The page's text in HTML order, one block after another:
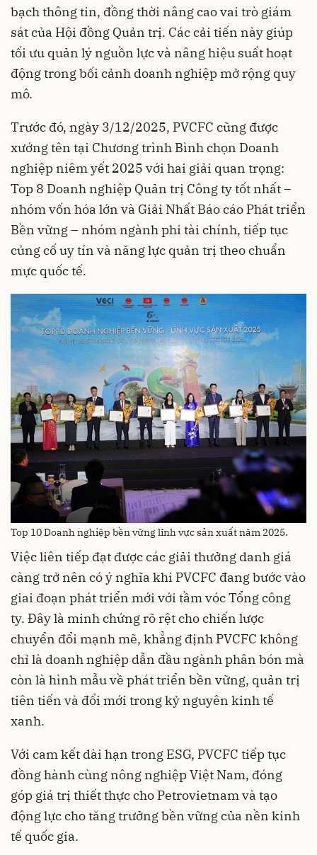
bạch thông tin, đồng thời nâng cao vai trò giám
sát của Hội đồng Quản trị. Các cải tiến này giúp
tối ưu quản lý nguồn lực và nâng hiệu suất hoạt
động trong bối cảnh doanh nghiệp mở rộng quy
mô.
Trước đó, ngày 3/12/2025, PVCFC cũng được
xướng tên tại Chương trình Bình chọn Doanh
nghiệp niêm yết 2025 với hai giải quan trọng:
Top 8 Doanh nghiệp Quản trị Công ty tốt nhất –
nhóm vốn hóa lớn và Giải Nhất Báo cáo Phát triển
Bền vững – nhóm ngành phi tài chính, tiếp tục
củng cố uy tín và năng lực quản trị theo chuẩn
mực quốc tế.
Top 10 Doanh nghiệp bền vững lĩnh vực sản xuất năm 2025.
Việc liên tiếp đạt được các giải thưởng danh giá
càng trở nên có ý nghĩa khi PVCFC đang bước vào
giai đoạn phát triển mới với tầm vóc Tổng công
ty. Đây là minh chứng rõ rệt cho chiến lược
chuyển đổi mạnh mẽ, khẳng định PVCFC không
chỉ là doanh nghiệp dẫn đầu ngành phân bón mà
còn là hình mẫu về phát triển bền vững, quản trị
tiên tiến và đổi mới trong kỷ nguyên kinh tế
xanh.
Với cam kết dài hạn trong ESG, PVCFC tiếp tục
đồng hành cùng nông nghiệp Việt Nam, đóng
góp giá trị thiết thực cho Petrovietnam và tạo
động lực cho tăng trưởng bền vững của nền kinh
tế quốc gia.